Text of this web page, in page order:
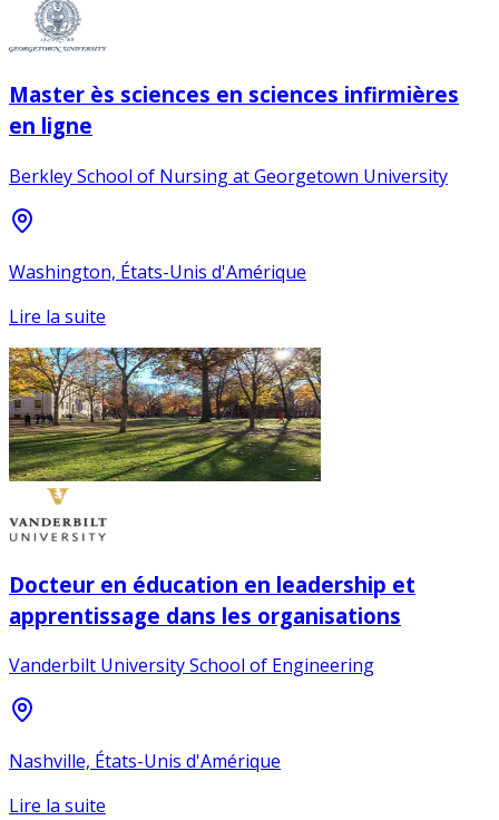
Master ès sciences en sciences infirmières
en ligne
Berkley School of Nursing at Georgetown University
Washington, États-Unis d'Amérique
Lire la suite
Docteur en éducation en leadership et
apprentissage dans les organisations
Vanderbilt University School of Engineering
Nashville, États-Unis d'Amérique
Lire la suite